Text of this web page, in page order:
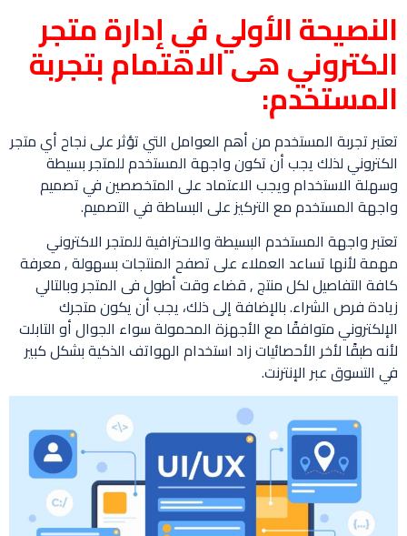
النصيحة الأولي في إدارة متجر
الكتروني هى الاهتمام بتجربة
المستخدم:
تعتبر تجربة المستخدم من أهم العوامل التي تؤثر على نجاح أي متجر
الكتروني لذلك يجب أن تكون واجهة المستخدم للمتجر بسيطة
وسهلة الاستخدام ويجب الاعتماد على المتخصصين في تصميم
واجهة المستخدم مع التركيز على البساطة في التصميم.
تعتبر واجهة المستخدم البسيطة والاحترافية للمتجر الاكتروني
مهمة لأنها تساعد العملاء على تصفح المنتجات بسهولة , معرفة
كافة التفاصيل لكل منتج , قضاء وقت أطول فى المتجر وبالتالي
زيادة فرص الشراء. بالإضافة إلى ذلك، يجب أن يكون متجرك
الإلكتروني متوافقًا مع الأجهزة المحمولة سواء الجوال أو التابلت
لأنه طبقًا لأخر الأحصائيات زاد استخدام الهواتف الذكية بشكل كبير
في التسوق عبر الإنترنت.